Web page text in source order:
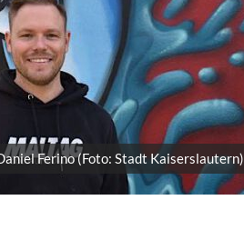
Ferino (Foto: Stadt Kaiserslautern)